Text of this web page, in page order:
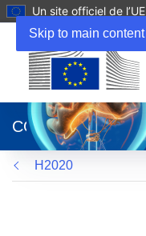
Skip to main content
Un site officiel de l’UE
dans
une
nouvelle
fenêtre)
CORDIS
H2020